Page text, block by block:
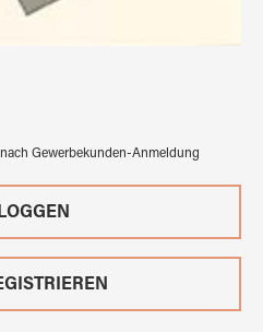
Gewerbekunden-Anmeldung